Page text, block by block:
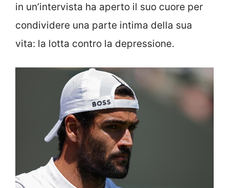
in un’intervista ha aperto il suo cuore per
condividere una parte intima della sua
vita: la lotta contro la depressione.